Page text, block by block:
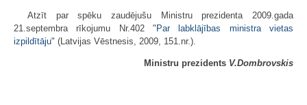
Atzīt par spēku zaudējušu Ministru prezidenta 2009.gada
21.septembra rīkojumu Nr.402 " Par labklājības ministra vietas
izpildītāju" (Latvijas Vēstnesis, 2009, 151.nr.).
Ministru prezidents V.Dombrovskis